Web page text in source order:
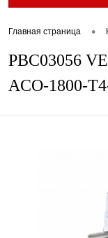
Главная страница •
PBC03056
ACO-1800-